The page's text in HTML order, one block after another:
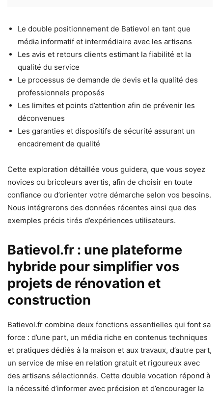
Le double positionnement de Batievol en tant que
média informatif et intermédiaire avec les artisans
Les avis et retours clients estimant la fiabilité et la
qualité du service
Le processus de demande de devis et la qualité des
professionnels proposés
Les limites et points d’attention afin de prévenir les
déconvenues
Les garanties et dispositifs de sécurité assurant un
encadrement de qualité
Cette exploration détaillée vous guidera, que vous soyez
novices ou bricoleurs avertis, afin de choisir en toute
confiance ou d’orienter votre démarche selon vos besoins.
Nous intégrerons des données récentes ainsi que des
exemples précis tirés d’expériences utilisateurs.
Batievol.fr : une plateforme
hybride pour simplifier vos
projets de rénovation et
construction
Batievol.fr combine deux fonctions essentielles qui font sa
force : d’une part, un média riche en contenus techniques
et pratiques dédiés à la maison et aux travaux, d’autre part,
un service de mise en relation gratuit et rigoureux avec
des artisans sélectionnés. Cette double vocation répond à
la nécessité d’informer avec précision et d’encourager la